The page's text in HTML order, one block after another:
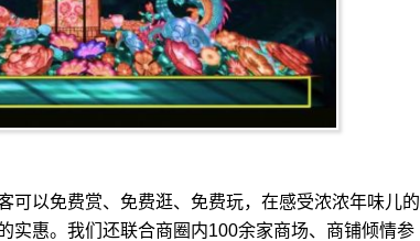
以免费赏、免费逛、免费玩，在感受浓浓年味儿的
实惠。我们还联合商圈内100余家商场、商铺倾情参